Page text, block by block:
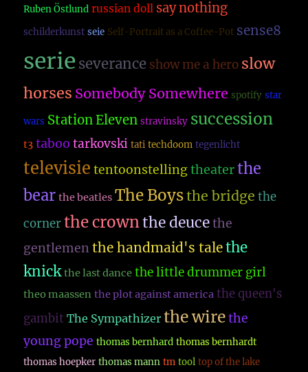
Ruben Östlund russian doll say nothing
schilderkunst seie Self-Portrait as a Coffee-Pot sense8
serie severance show me a hero slow
horses Somebody Somewhere spotify star
wars Station Eleven stravinsky succession
t3 taboo tarkovski tati techdoom tegenlicht
televisie tentoonstelling theaterthe
bear the beatles The Boysthe bridge the
corner the crownthe deuce the
gentlemen the handmaid's talethe
knick the last dance the little drummer girl
theo maassen the plot against america the queen's
gambit The Sympathizer the wire the
young pope thomas bernhard thomas bernhardt
thomas hoepker thomas mann tm tool top of the lake